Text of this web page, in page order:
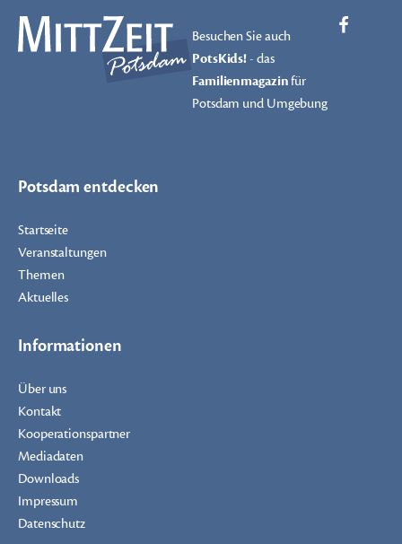
Besuchen Sie auch
PotsKids!- das
Familienmagazinfür
Potsdam und Umgebung
Potsdam entdecken
Startseite
Veranstaltungen
Themen
Aktuelles
Informationen
Über uns
Kontakt
Kooperationspartner
Mediadaten
Downloads
Impressum
Datenschutz